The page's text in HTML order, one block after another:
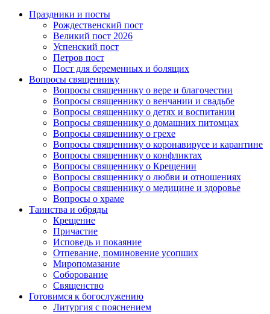
Праздники и посты
Рождественский пост
Великий пост 2026
Успенский пост
Петров пост
Пост для беременных и болящих
Вопросы священнику
Вопросы священнику о вере и благочестии
Вопросы священнику о венчании и свадьбе
Вопросы священнику о детях и воспитании
Вопросы священнику о домашних питомцах
Вопросы священнику о грехе
Вопросы священнику о коронавирусе и карантине
Вопросы священнику о конфликтах
Вопросы священнику о Крещении
Вопросы священнику о любви и отношениях
Вопросы священнику о медицине и здоровье
Вопросы о храме
Таинства и обряды
Крещение
Причастие
Исповедь и покаяние
Отпевание, поминовение усопших
Миропомазание
Соборование
Священство
Готовимся к богослужению
Литургия с пояснением